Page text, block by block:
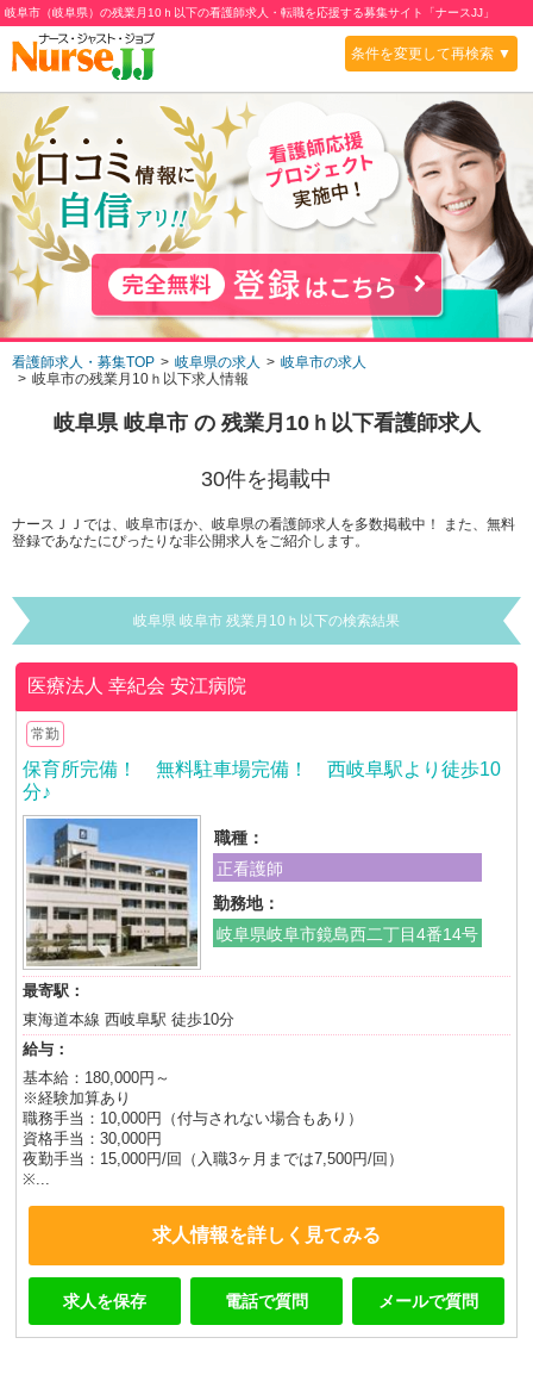
岐阜市（岐阜県）の残業月10ｈ以下の看護師求人・転職を応援する募集サイト「ナースJJ」
条件を変更して再検索 ▼
看護師求人・募集TOP 岐阜県の求人
岐阜市の求人
岐阜市の残業月10ｈ以下求人情報
岐阜県 岐阜市の 残業月10ｈ以下看護師求人
30件を掲載中
ナースＪＪでは、岐阜市ほか、岐阜県の看護師求人を多数掲載中！ また、無料
登録であなたにぴったりな非公開求人をご紹介します。
岐阜県 岐阜市 残業月10ｈ以下の検索結果
医療法人 幸紀会安江病院
常勤
保育所完備！ 無料駐車場完備！ 西岐阜駅より徒歩10
分♪
職種：
正看護師
勤務地：
岐阜県岐阜市鏡島西二丁目4番14号
最寄駅：
東海道本線 西岐阜駅 徒歩10分
給与：
基本給：180,000円～
※経験加算あり
職務手当：10,000円（付与されない場合もあり）
資格手当：30,000円
夜勤手当：15,000円/回（入職3ヶ月までは7,500円/回）
※...
求人情報を詳しく見てみる
求人を保存 電話で質問 メールで質問